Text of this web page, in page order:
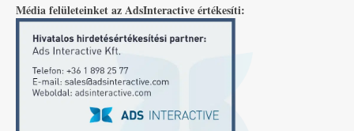
Média felületeinket az AdsInteractive értékesíti: